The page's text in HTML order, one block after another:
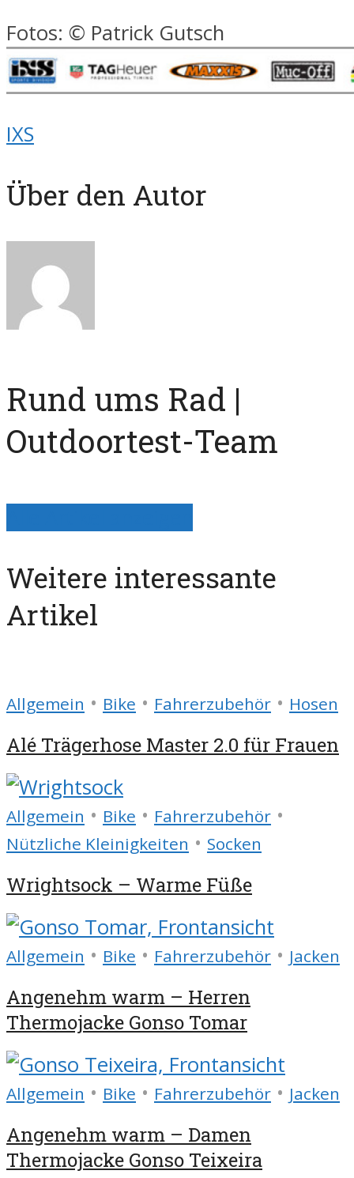
Fotos: © Patrick Gutsch
IXS
Über den Autor
Rund ums Rad |
Outdoortest-Team
Weitere interessante
Artikel
Allgemein • Bike • Fahrerzubehör • Hosen
Alé Trägerhose Master 2.0 für Frauen
Allgemein • Bike • Fahrerzubehör •
Nützliche Kleinigkeiten • Socken
Wrightsock – Warme Füße
Allgemein • Bike • Fahrerzubehör • Jacken
Angenehm warm – Herren
Thermojacke Gonso Tomar
Allgemein • Bike • Fahrerzubehör • Jacken
Angenehm warm – Damen
Thermojacke Gonso Teixeira